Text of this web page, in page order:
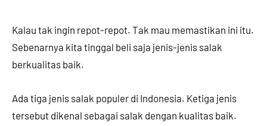
Kalau tak ingin repot-repot. Tak mau memastikan ini itu.
Sebenarnya kita tinggal beli saja jenis-jenis salak
berkualitas baik.
Ada tiga jenis salak populer di Indonesia. Ketiga jenis
tersebut dikenal sebagai salak dengan kualitas baik.